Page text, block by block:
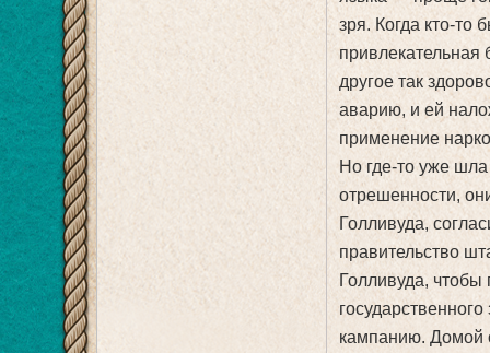
зря. Когда кто-то
привлекательная
другое так
аварию, и ей
применение
Но где-то уже
отрешенности,
Голливуда,
правительство
Голливуда,
кампанию. Домой